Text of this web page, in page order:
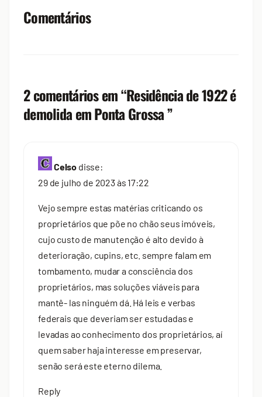
Comentários
2 comentários em “Residência de 1922 é
demolida em Ponta Grossa”
Celso disse:
29 de julho de 2023 às 17:22
Vejo sempre estas matérias criticando os
proprietários que põe no chão seus imóveis,
cujo custo de manutenção é alto devido à
deterioração, cupins, etc. sempre falam em
tombamento, mudar a consciência dos
proprietários, mas soluções viáveis para
mantê- las ninguém dá. Há leis e verbas
federais que deveriam ser estudadas e
levadas ao conhecimento dos proprietários, aí
quem saber haja interesse em preservar,
senão será este eterno dilema.
Reply